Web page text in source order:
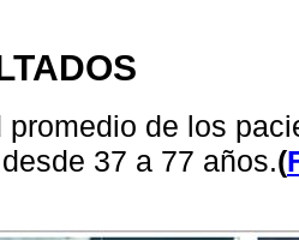
promedio de los
37 a 77 años.(